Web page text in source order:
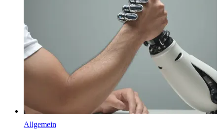
Allgemein